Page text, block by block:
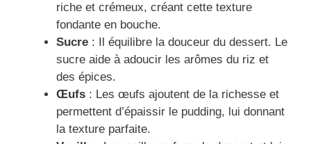
riche et crémeux, créant cette texture
fondante en bouche.
Sucre : Il équilibre la douceur du dessert. Le
sucre aide à adoucir les arômes du riz et
des épices.
Œufs : Les œufs ajoutent de la richesse et
permettent d’épaissir le pudding, lui donnant
la texture parfaite.